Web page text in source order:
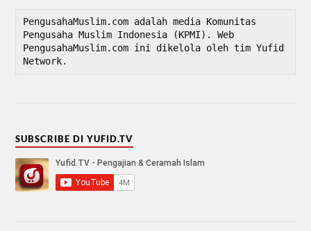
PengusahaMuslim.com adalah media Komunitas
Pengusaha Muslim Indonesia (KPMI). Web
PengusahaMuslim.com ini dikelola oleh tim Yufid
Network.
SUBSCRIBE DI YUFID.TV